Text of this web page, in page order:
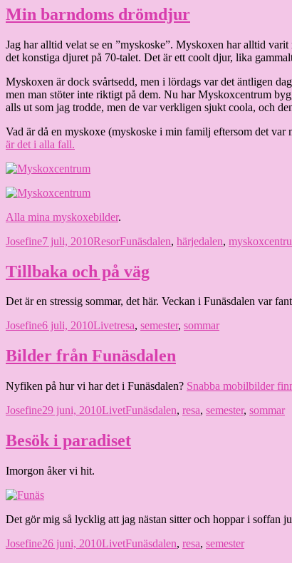
Min barndoms drömdjur
Jag har alltid velat se en ”myskoske”. Myskoxen har alltid
det konstiga djuret på 70-talet. Det är ett coolt djur, lika
Myskoxen är dock svårtsedd, men i lördags var det äntligen
men man stöter inte riktigt på dem. Nu har Myskoxcentrum
alls ut som jag trodde, men de var verkligen sjukt coola, och
Vad är då en myskoxe (myskoske i min familj eftersom det
är det i alla fall.
Alla mina myskoxebilder.
Författare
JosefinePublicerat
7 juli, 2010Kategorier
ResorEtiketter
Funäsdalen, härjedalen,
Tillbaka och på väg
Det är en stressig sommar, det här. Veckan i Funäsdalen var
Författare
JosefinePublicerat
6 juli, 2010Kategorier
LivetEtiketter
resa, semester, sommar
Bilder från Funäsdalen
Nyfiken på hur vi har det i Funäsdalen? Snabba mobilbilder
Författare
JosefinePublicerat
29 juni, 2010Kategorier
LivetEtiketter
Funäsdalen, resa, semester, sommar
Besök i paradiset
Imorgon åker vi hit.
Det gör mig så lycklig att jag nästan sitter och hoppar i soffan
Författare
JosefinePublicerat
26 juni, 2010Kategorier
LivetEtiketter
Funäsdalen, resa, semester